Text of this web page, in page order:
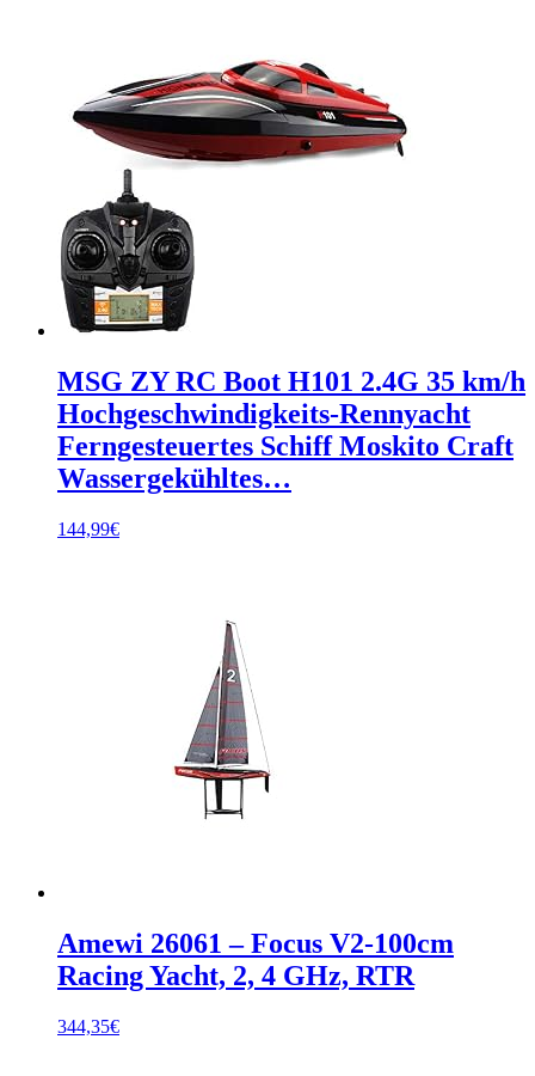
MSG ZY RC Boot H101 2.4G 35 km/h
Hochgeschwindigkeits-Rennyacht
Ferngesteuertes Schiff Moskito Craft
Wassergekühltes…
144,99€
Amewi 26061 – Focus V2-100cm
Racing Yacht, 2, 4 GHz, RTR
344,35€